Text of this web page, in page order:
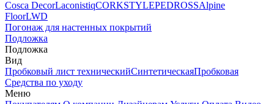
Cosca DecorLaconistiqCORKSTYLEPEDROSSAlpine
FloorLWD
Погонаж для настенных покрытий
Подложка
Подложка
Вид
Пробковый лист техническийСинтетическаяПробковая
Средства по уходу
Меню